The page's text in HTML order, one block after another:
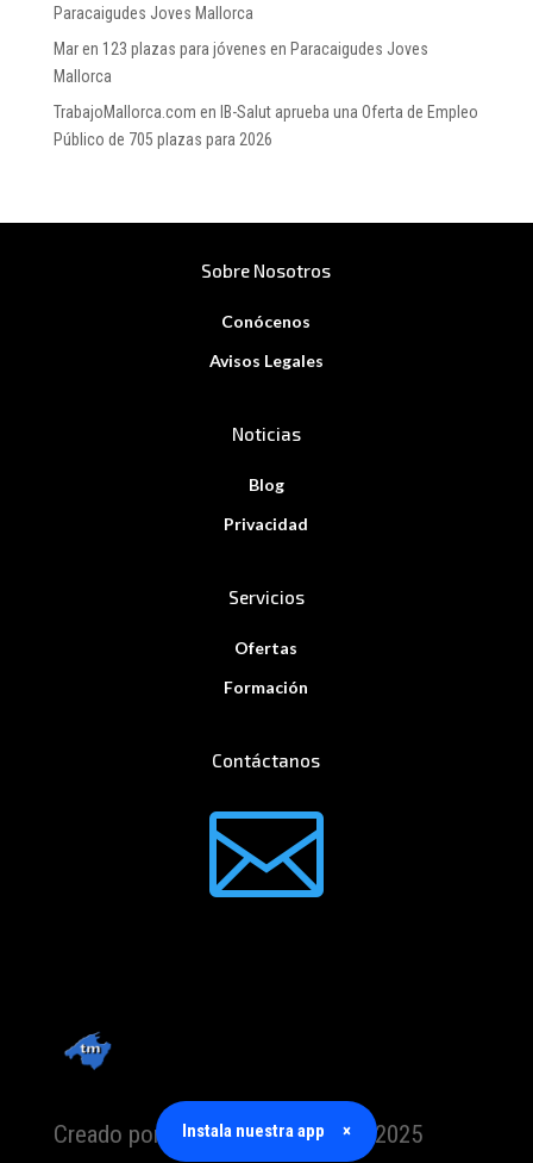
Paracaigudes Joves Mallorca
Maren 123 plazas para jóvenes en Paracaigudes Joves
Mallorca
TrabajoMallorca.com en IB-Salut aprueba una Oferta de Empleo
Público de 705 plazas para 2026
Sobre Nosotros
Conócenos
Avisos Legales
Noticias
Blog
Privacidad
Servicios
Ofertas
Formación
Contáctanos

Creado por TrabajoMallorca.com 2025
Instala nuestra app ×